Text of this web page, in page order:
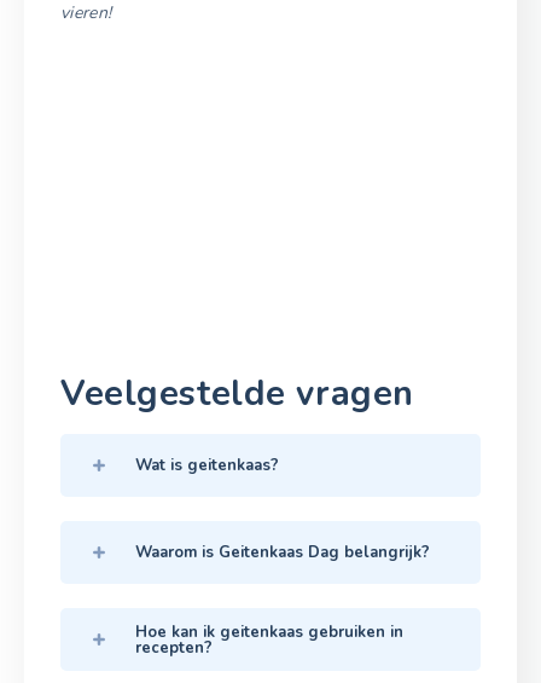
vieren!
Veelgestelde vragen
Wat is geitenkaas?
Waarom is Geitenkaas Dag belangrijk?
Hoe kan ik geitenkaas gebruiken in
recepten?